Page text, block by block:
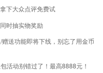
下大众点评免费试
时抽实物奖励
送功能即将下线，别忘了用金币
活动别错过了！最高8888元！